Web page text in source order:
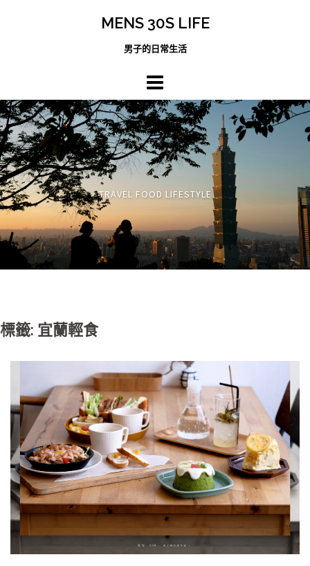
MENS 30S LIFE
男子的日常生活
TRAVEL FOOD LIFESTYLE
標籤: 宜蘭輕食